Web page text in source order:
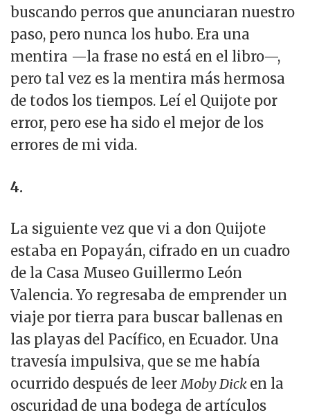
buscando perros que anunciaran nuestro
paso, pero nunca los hubo. Era una
mentira —la frase no está en el libro—,
pero tal vez es la mentira más hermosa
de todos los tiempos. Leí el Quijote por
error, pero ese ha sido el mejor de los
errores de mi vida.
4.
La siguiente vez que vi a don Quijote
estaba en Popayán, cifrado en un cuadro
de la Casa Museo Guillermo León
Valencia. Yo regresaba de emprender un
viaje por tierra para buscar ballenas en
las playas del Pacífico, en Ecuador. Una
travesía impulsiva, que se me había
ocurrido después de leerMoby Dick en la
oscuridad de una bodega de artículos